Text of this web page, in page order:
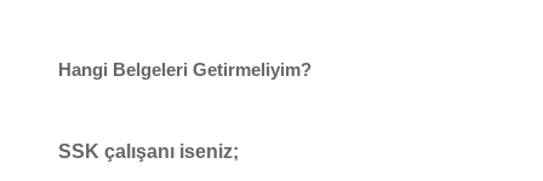
Hangi Belgeleri Getirmeliyim?
SSK çalışanı iseniz;